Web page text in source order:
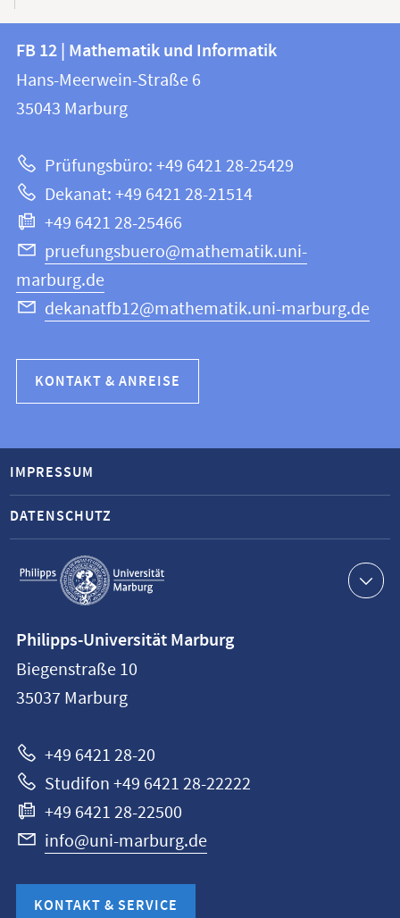
Kontakt
und
Informationen
Website
FB
12
|
und
Informatik
FB 12 | Mathematik und Informatik
Hans-Meerwein-Straße 6
35043 Marburg
Prüfungsbüro: +49 6421 28-25429
Dekanat: +49 6421 28-21514
+49 6421 28-25466
pruefungsbuero@mathematik.uni-
marburg.de
dekanatfb12@mathematik.uni-marburg.de
KONTAKT & ANREISE
Service-
Navigation
IMPRESSUM
DATENSCHUTZ
Philipps-
Universität
Marburg
Philipps-Universität Marburg
Biegenstraße 10
35037 Marburg
+49 6421 28-20
Studifon +49 6421 28-22222
+49 6421 28-22500
info@uni-marburg.de
KONTAKT & SERVICE